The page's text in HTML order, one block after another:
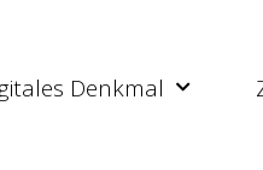
Denkmal